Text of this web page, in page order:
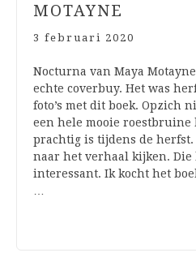
MOTAYNE
3 februari 2020
Nocturna van Maya
echte coverbuy. Het was
foto’s met dit boek. Opzich
een hele mooie
prachtig is tijdens de herfst.
naar het verhaal kijken. Die
interessant. Ik kocht het